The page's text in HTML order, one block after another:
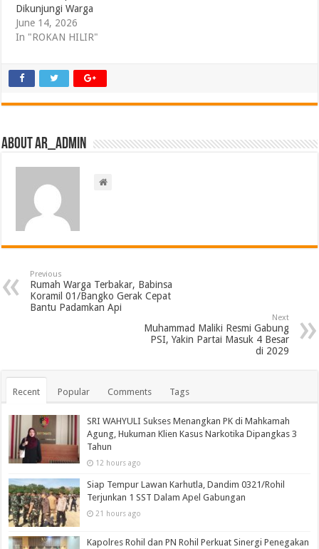
Dikunjungi Warga
June 14, 2026
In "ROKAN HILIR"
About ar_admin
Previous
Rumah Warga Terbakar, Babinsa
Koramil 01/Bangko Gerak Cepat
Bantu Padamkan Api
Next
Muhammad Maliki Resmi Gabung
PSI, Yakin Partai Masuk 4 Besar
di 2029
Recent Popular Comments Tags
SRI WAHYULI Sukses Menangkan PK di Mahkamah
Agung, Hukuman Klien Kasus Narkotika Dipangkas 3
Tahun
12 hours ago
Siap Tempur Lawan Karhutla, Dandim 0321/Rohil
Terjunkan 1 SST Dalam Apel Gabungan
21 hours ago
Kapolres Rohil dan PN Rohil Perkuat Sinergi Penegakan